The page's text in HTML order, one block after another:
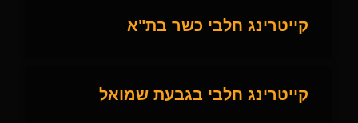
קייטרינג חלבי כשר בת"א
קייטרינג חלבי בגבעת שמואל